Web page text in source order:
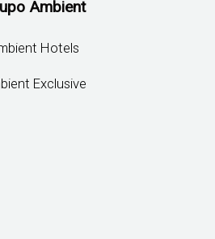
Ambient
Hotels
Exclusive